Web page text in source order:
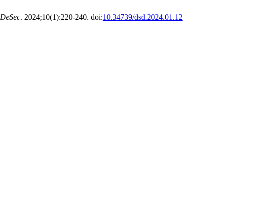
DeSec. 2024;10(1):220-240. doi:10.34739/dsd.2024.01.12